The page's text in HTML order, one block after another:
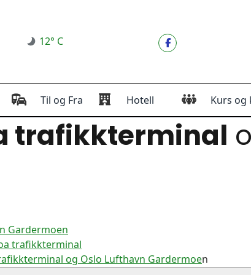
12° C
Til og Fra Hotell Kurs og
trafikkterminal
Gardermoen
trafikkterminal
og Oslo Lufthavn Gardermoen